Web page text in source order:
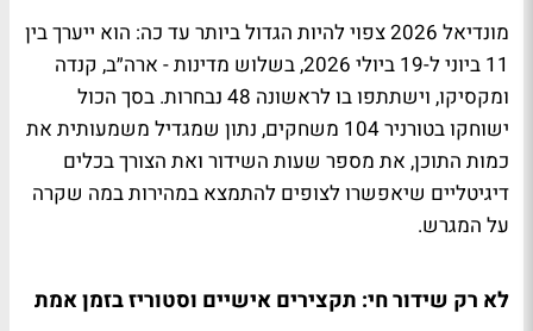
מונדיאל 2026 צפוי להיות הגדול ביותר עד כה: הוא ייערך בין
11 ביוני ל-19 ביולי 2026, בשלוש מדינות - ארה״ב, קנדה
ומקסיקו, וישתתפו בו לראשונה 48 נבחרות. בסך הכול
ישוחקו בטורניר 104 משחקים, נתון שמגדיל משמעותית את
כמות התוכן, את מספר שעות השידור ואת הצורך בכלים
דיגיטליים שיאפשרו לצופים להתמצא במהירות במה שקרה
על המגרש.
לא רק שידור חי: תקצירים אישיים וסטוריז בזמן אמת